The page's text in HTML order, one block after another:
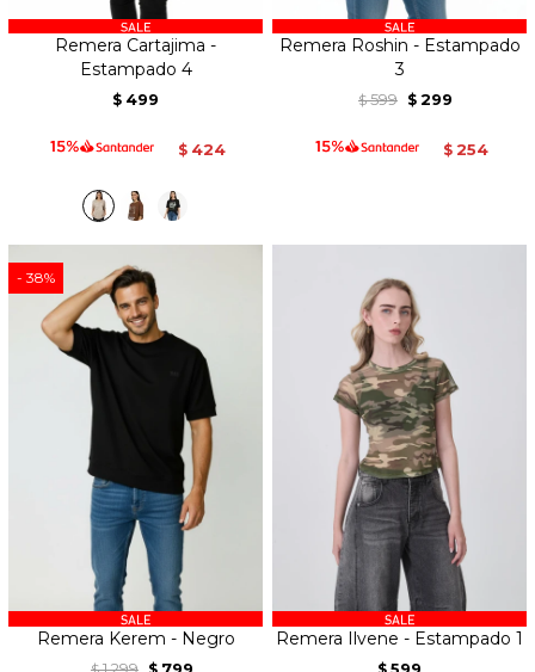
Remera Cartajima -
Estampado 4
$ 499
$ 424
Remera Roshin - Estampado
3
$ 599 $ 299
$ 254
38
Remera Kerem - Negro
1.299 799
Remera Ilvene - Estampado 1
599